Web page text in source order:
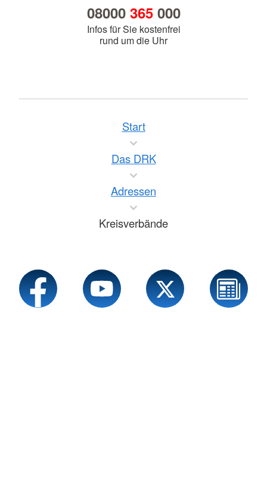
08000 365000
Infos für Sie kostenfrei
rund um die Uhr
Start
Das DRK
Adressen
Kreisverbände